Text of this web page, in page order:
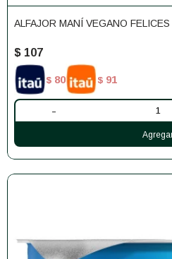
ALFAJOR MANÍ VEGANO FELICES
$ 107
$ 80 $ 91
-